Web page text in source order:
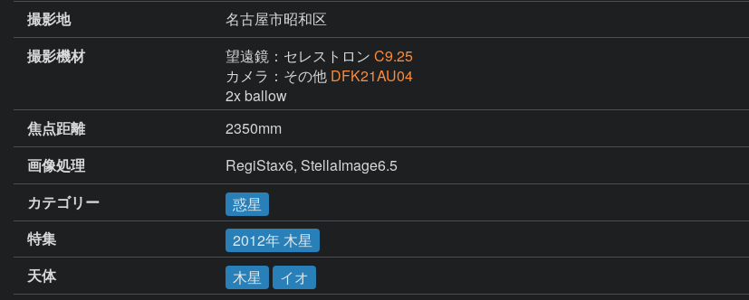
撮影地
名古屋市昭和区
撮影機材
望遠鏡：セレストロン C9.25
カメラ：その他 DFK21AU04
2x ballow
焦点距離
2350mm
画像処理
RegiStax6, StellaImage6.5
カテゴリー
惑星
特集
2012年 木星
天体
木星 イオ